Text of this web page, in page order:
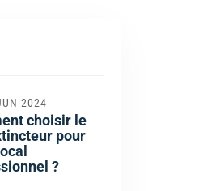
2024
choisir le
pour
?